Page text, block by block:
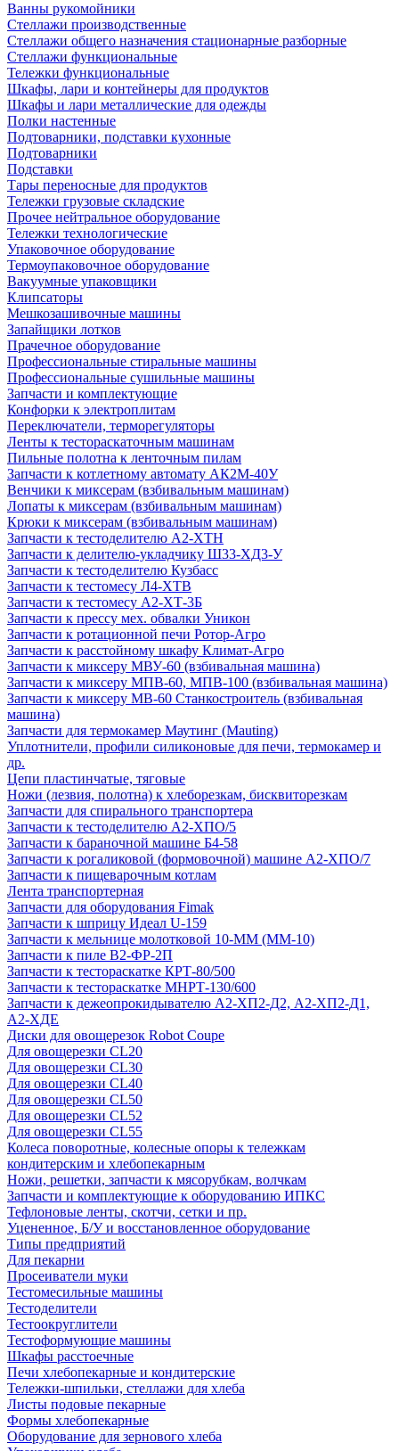
Ванны рукомойники
Стеллажи производственные
Стеллажи общего назначения стационарные разборные
Стеллажи функциональные
Тележки функциональные
Шкафы, лари и контейнеры для продуктов
Шкафы и лари металлические для одежды
Полки настенные
Подтоварники, подставки кухонные
Подтоварники
Подставки
Тары переносные для продуктов
Тележки грузовые складские
Прочее нейтральное оборудование
Тележки технологические
Упаковочное оборудование
Термоупаковочное оборудование
Вакуумные упаковщики
Клипсаторы
Мешкозашивочные машины
Запайщики лотков
Прачечное оборудование
Профессиональные стиральные машины
Профессиональные сушильные машины
Запчасти и комплектующие
Конфорки к электроплитам
Переключатели, терморегуляторы
Ленты к тестораскаточным машинам
Пильные полотна к ленточным пилам
Запчасти к котлетному автомату АК2М-40У
Венчики к миксерам (взбивальным машинам)
Лопаты к миксерам (взбивальным машинам)
Крюки к миксерам (взбивальным машинам)
Запчасти к тестоделителю А2-ХТН
Запчасти к делителю-укладчику Ш33-ХД3-У
Запчасти к тестоделителю Кузбасс
Запчасти к тестомесу Л4-ХТВ
Запчасти к тестомесу А2-ХТ-3Б
Запчасти к прессу мех. обвалки Уникон
Запчасти к ротационной печи Ротор-Агро
Запчасти к расстойному шкафу Климат-Агро
Запчасти к миксеру МВУ-60 (взбивальная машина)
Запчасти к миксеру МПВ-60, МПВ-100 (взбивальная машина)
Запчасти к миксеру МВ-60 Станкостроитель (взбивальная
машина)
Запчасти для термокамер Маутинг (Mauting)
Уплотнители, профили силиконовые для печи, термокамер и
др.
Цепи пластинчатые, тяговые
Ножи (лезвия, полотна) к хлеборезкам, бисквиторезкам
Запчасти для спирального транспортера
Запчасти к тестоделителю А2-ХПО/5
Запчасти к бараночной машине Б4-58
Запчасти к рогаликовой (формовочной) машине А2-ХПО/7
Запчасти к пищеварочным котлам
Лента транспортерная
Запчасти для оборудования Fimak
Запчасти к шприцу Идеал U-159
Запчасти к мельнице молотковой 10-ММ (ММ-10)
Запчасти к пиле В2-ФР-2П
Запчасти к тестораскатке КРТ-80/500
Запчасти к тестораскатке МНРТ-130/600
Запчасти к деже­опрокидывателю А2-ХП2-Д2, А2-ХП2-Д1,
А2-ХДЕ
Диски для овощерезок Robot Coupe
Для овощерезки CL20
Для овощерезки CL30
Для овощерезки CL40
Для овощерезки CL50
Для овощерезки CL52
Для овощерезки CL55
Колеса поворотные, колесные опоры к тележкам
кондитерским и хлебопекарным
Ножи, решетки, запчасти к мясорубкам, волчкам
Запчасти и комплектующие к оборудованию ИПКС
Тефлоновые ленты, скотчи, сетки и пр.
Уцененное, Б/У и восстановленное оборудование
Типы предприятий
Для пекарни
Просеиватели муки
Тестомесильные машины
Тестоделители
Тестоокруглители
Тестоформующие машины
Шкафы расстоечные
Печи хлебопекарные и кондитерские
Тележки-шпильки, стеллажи для хлеба
Листы подовые пекарные
Формы хлебопекарные
Оборудование для зернового хлеба